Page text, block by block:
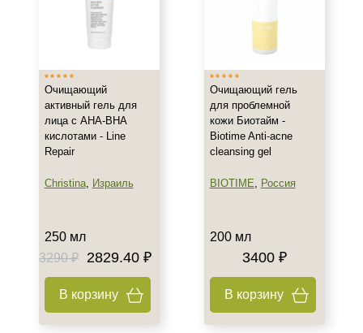
Область применения
Веки
Декольте
Лицо
8 мл
10 мл
Показать еще
Ингредиенты
Очищающий
активный гель для
лица с AHA-BHA
кислотами - Line
Repair
Christina, Израиль
250 мл
3290 ₽
2829.40 ₽
В корзину
Очищающий гель
для проблемной
кожи Биотайм -
Biotime Anti-acne
cleansing gel
BIOTIME, Россия
200 мл
3400 ₽
В корзину